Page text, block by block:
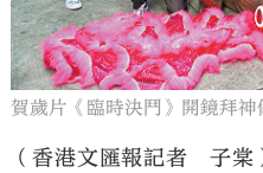
大公
賀歲片《臨時決鬥》開鏡拜神
（香港文匯報記者 子棠